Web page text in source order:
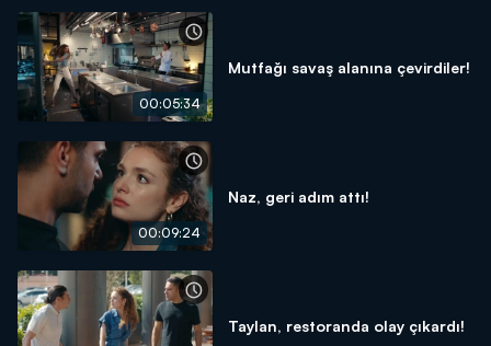
00:05:34
Mutfağı savaş alanına çevirdiler!
00:09:24
Naz, geri adım attı!
Taylan, restoranda olay çıkardı!